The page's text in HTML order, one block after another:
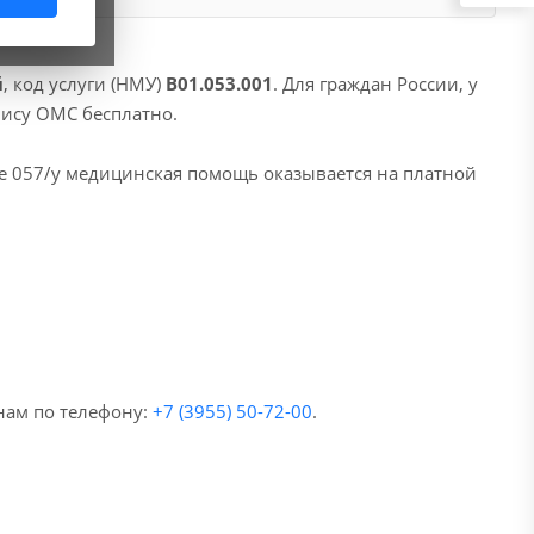
, код услуги (НМУ) B01.053.001. Для граждан России, у
ОМС бесплатно.
у медицинская помощь оказывается на платной
по телефону: +7 (3955) 50-72-00.